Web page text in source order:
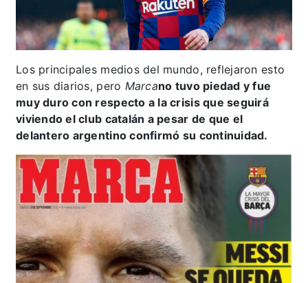
Los principales medios del mundo, reflejaron esto
en sus diarios, pero Marcano tuvo piedad y fue
muy duro con respecto a la crisis que seguirá
viviendo el club catalán a pesar de que el
delantero argentino confirmó su continuidad.